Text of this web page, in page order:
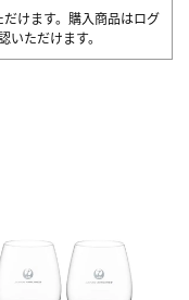
けます。購入商品はログ
いただけます。